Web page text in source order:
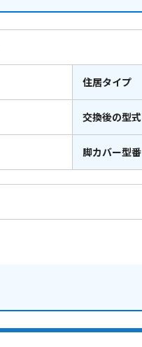
住居タイプ
交換後の型式
脚カバー型番